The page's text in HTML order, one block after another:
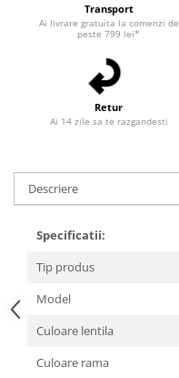
Transport
Ai livrare gratuita la comenzi de
peste 799 lei*
Retur
Ai 14 zile sa te razgandesti
Descriere
Specificatii:
Tip produs
Model
Culoare lentila
Culoare rama